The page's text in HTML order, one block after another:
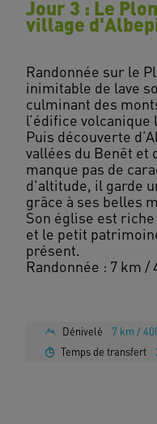
Jour 3 : Le
village
Randonnée sur le
inimitable de lave
culminant des
l’édifice volcanique
Puis découverte
vallées du Benêt et
manque pas de
d'altitude, il garde
grâce à ses belles
Son église est
et le petit
présent.
Randonnée : 7 km /
Dénivelé
7 km /
Temps de transfert